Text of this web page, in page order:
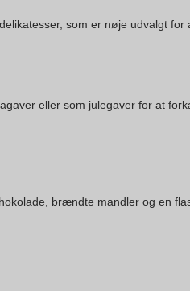
som er nøje udvalgt for
eller som julegaver for at
brændte mandler og en